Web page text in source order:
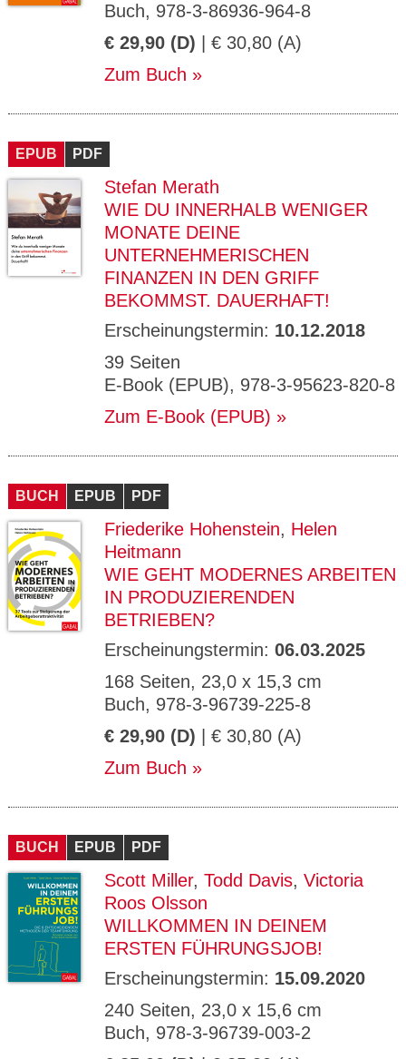
Buch, 978-3-86936-964-8
€ 29,90 (D) | € 30,80 (A)
Zum Buch
EPUB PDF
Stefan Merath
WIE DU INNERHALB WENIGER
MONATE DEINE
UNTERNEHMERISCHEN
FINANZEN IN DEN GRIFF
BEKOMMST. DAUERHAFT!
Erscheinungstermin: 10.12.2018
39 Seiten
E-Book (EPUB), 978-3-95623-820-8
Zum E-Book (EPUB)
BUCH EPUB PDF
Friederike Hohenstein, Helen
Heitmann
WIE GEHT MODERNES ARBEITEN
IN PRODUZIERENDEN
BETRIEBEN?
Erscheinungstermin: 06.03.2025
168 Seiten, 23,0 x 15,3 cm
Buch, 978-3-96739-225-8
€ 29,90 (D) | € 30,80 (A)
Zum Buch
BUCH EPUB PDF
Scott Miller, Todd Davis, Victoria
Roos Olsson
WILLKOMMEN IN DEINEM
ERSTEN FÜHRUNGSJOB!
Erscheinungstermin: 15.09.2020
240 Seiten, 23,0 x 15,6 cm
Buch, 978-3-96739-003-2